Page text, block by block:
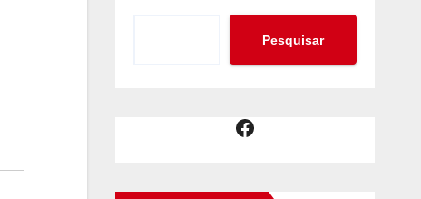
Pesquisar
Facebook